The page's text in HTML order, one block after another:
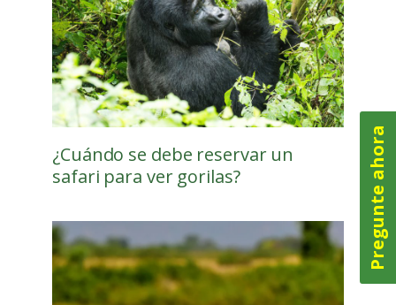
¿Cuándo se debe reservar un
safari para ver gorilas?
Pregunte ahora